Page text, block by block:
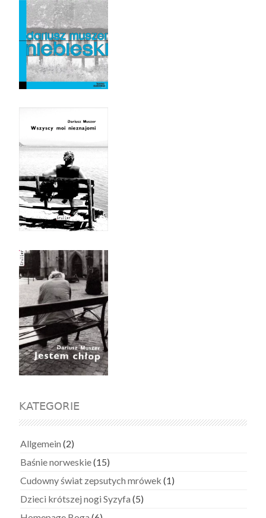
KATEGORIE
Allgemein (2)
Baśnie norweskie(15)
Cudowny świat zepsutych mrówek (1)
Dzieci krótszej nogi Syzyfa (5)